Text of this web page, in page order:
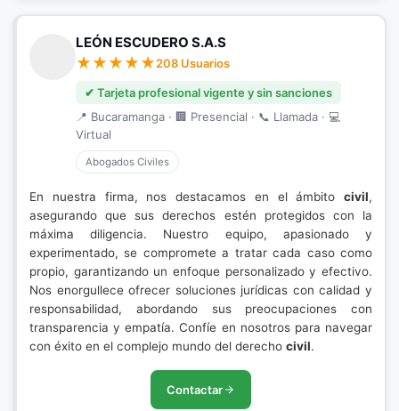
LEÓN ESCUDERO S.A.S
208 Usuarios
✔ Tarjeta profesional vigente y sin sanciones
📍 Bucaramanga · 🏢 Presencial · 📞 Llamada · 💻
Virtual
Abogados Civiles
En nuestra firma, nos destacamos en el ámbito civil,
asegurando que sus derechos estén protegidos con la
máxima diligencia. Nuestro equipo, apasionado y
experimentado, se compromete a tratar cada caso como
propio, garantizando un enfoque personalizado y efectivo.
Nos enorgullece ofrecer soluciones jurídicas con calidad y
responsabilidad, abordando sus preocupaciones con
transparencia y empatía. Confíe en nosotros para navegar
con éxito en el complejo mundo del derecho civil.
Contactar